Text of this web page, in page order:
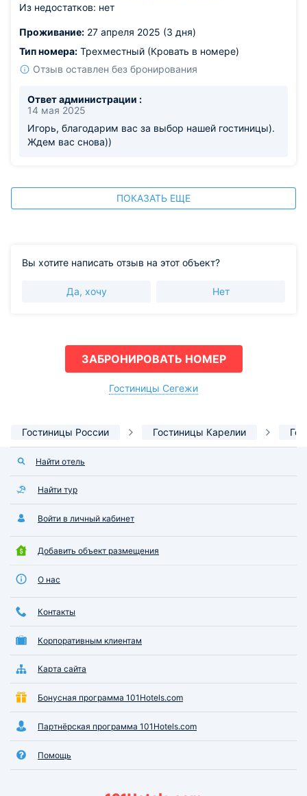
Из недостатков: нет
Проживание: 27 апреля 2025 (3 дня)
Тип номера: Трехместный (Кровать в номере)
Отзыв оставлен без бронирования
Ответ администрации :
14 мая 2025
Игорь, благодарим вас за выбор нашей гостиницы).
Ждем вас снова))
ПОКАЗАТЬ ЕЩЕ
Вы хотите написать отзыв на этот объект?
Да, хочу Нет
ЗАБРОНИРОВАТЬ НОМЕР
Гостиницы Сегежи
Гостиницы России Гостиницы Карелии
Найти отель
Найти тур
Войти в личный кабинет
Добавить объект размещения
О нас
Контакты
Корпоративным клиентам
Карта сайта
Бонусная программа 101Hotels.com
Партнёрская программа 101Hotels.com
Помощь